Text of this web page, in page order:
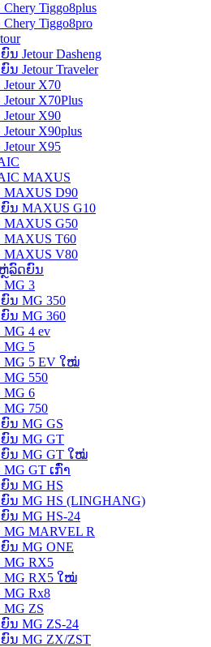
Tiggo8plus
Tiggo8pro
Jetour Dasheng
Jetour Traveler
X70
X70Plus
X90
X90plus
X95
MAXUS
D90
ນ MAXUS G10
G50
T60
V80
ຫຼ່ລົດຍົນ
3
ນ MG 350
ນ MG 360
4 ev
5
5 EV ໃໝ່
550
6
750
ນ MG GS
ນ MG GT
ນ MG GT ໃໝ່
GT ເກົ່າ
ນ MG HS
ນ MG HS (LINGHANG)
ນ MG HS-24
MARVEL R
ນ MG ONE
RX5
RX5 ໃໝ່
Rx8
ZS
ນ MG ZS-24
ນ MG ZX/ZST